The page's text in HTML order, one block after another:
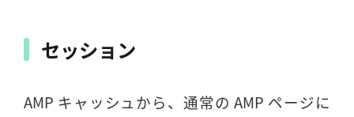
セッション
AMP キャッシュから、通常の AMP ページに